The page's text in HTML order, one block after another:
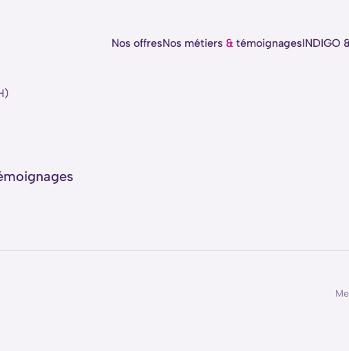
Nos offresNos métiers &témoignagesINDIGO